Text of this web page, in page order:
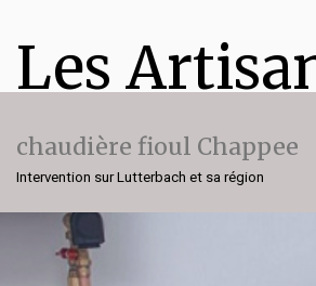
Les
chaudière fioul Chappee
Intervention sur Lutterbach et sa région